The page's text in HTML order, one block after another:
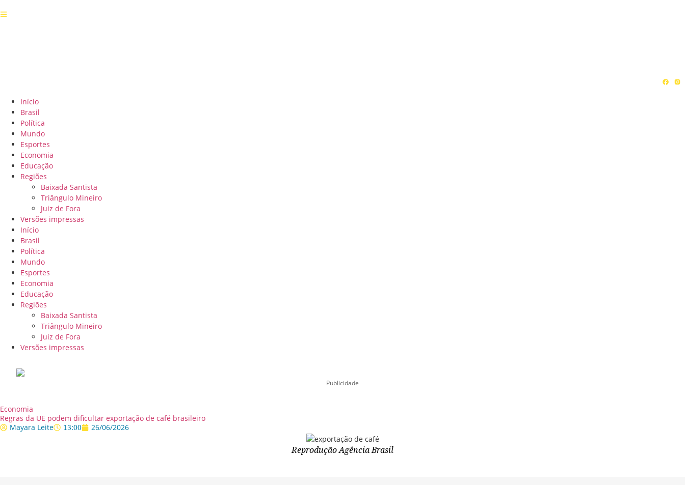
Início
Brasil
Política
Mundo
Esportes
Economia
Educação
Regiões
Baixada Santista
Triângulo Mineiro
Juiz de Fora
Versões impressas
Início
Brasil
Política
Mundo
Esportes
Economia
Educação
Regiões
Baixada Santista
Triângulo Mineiro
Juiz de Fora
Versões impressas
Publicidade
Economia
Regras da UE podem dificultar exportação de café brasileiro
Mayara Leite
13:00 26/06/2026
Reprodução Agência Brasil